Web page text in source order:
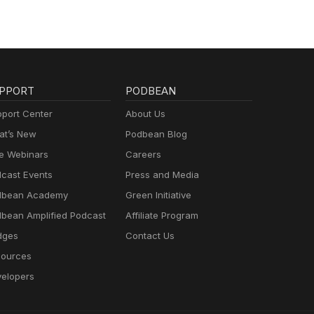
Center
New
Webinars
Events
Academy
Amplified Podcast
PODBEAN
About Us
Podbean Blog
Careers
Press and Media
Green Initiative
Affiliate Program
Contact Us